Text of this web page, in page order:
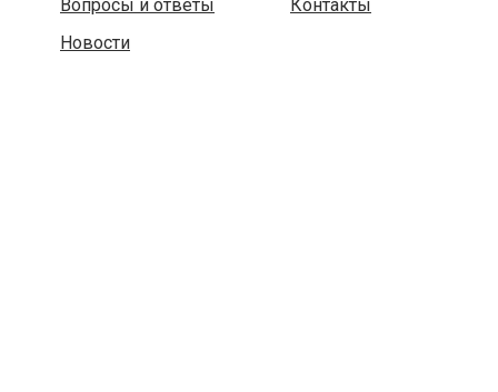
Вопросы и ответы
Контакты
Новости